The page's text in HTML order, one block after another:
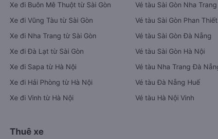
Xe đi Buôn Mê Thuột từ Sài Gòn
Xe đi Vũng Tàu từ Sài Gòn
Xe đi Nha Trang từ Sài Gòn
Xe đi Đà Lạt từ Sài Gòn
Xe đi Sapa từ Hà Nội
Xe đi Hải Phòng từ Hà Nội
Xe đi Vinh từ Hà Nội
Vé tàu Sài Gòn Nha Trang
Vé tàu Sài Gòn Phan Thiết
Vé tàu Sài Gòn Đà Nẵng
Vé tàu Sài Gòn Hà Nội
Vé tàu Nha Trang Đà
Vé tàu Đà Nẵng Huế
Vé tàu Hà Nội Vinh
Thuê xe